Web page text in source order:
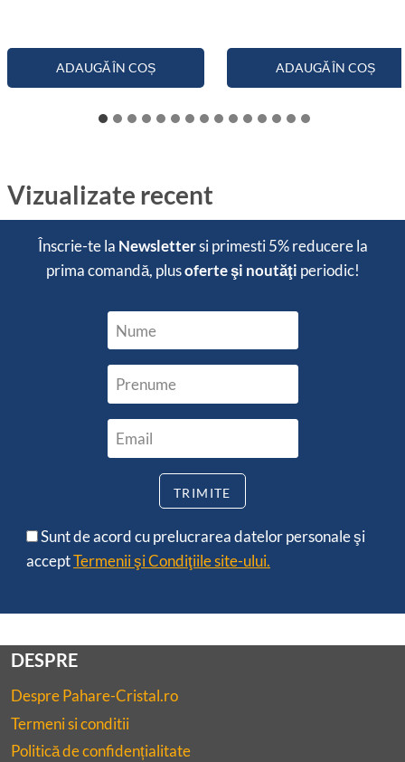
ADAUGĂ ÎN COȘ ADAUGĂ ÎN COȘ
Vizualizate recent
Înscrie-te la Newslettersi primesti5% reducerela
prima comandă, plusoferte şi noutăţi periodic!
Sunt de acord cu prelucrarea datelor personale şi
acceptTermenii şi Condiţiile site-ului.
DESPRE
Despre Pahare-Cristal.ro
Termeni si conditii
Politică de confidențialitate